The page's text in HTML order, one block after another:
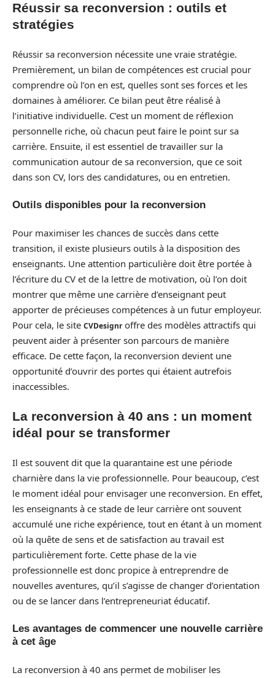
Réussir sa reconversion : outils et
stratégies
Réussir sa reconversion nécessite une vraie stratégie.
Premièrement, un bilan de compétences est crucial pour
comprendre où l’on en est, quelles sont ses forces et les
domaines à améliorer. Ce bilan peut être réalisé à
l’initiative individuelle. C’est un moment de réflexion
personnelle riche, où chacun peut faire le point sur sa
carrière. Ensuite, il est essentiel de travailler sur la
communication autour de sa reconversion, que ce soit
dans son CV, lors des candidatures, ou en entretien.
Outils disponibles pour la reconversion
Pour maximiser les chances de succès dans cette
transition, il existe plusieurs outils à la disposition des
enseignants. Une attention particulière doit être portée à
l’écriture du CV et de la lettre de motivation, où l’on doit
montrer que même une carrière d’enseignant peut
apporter de précieuses compétences à un futur employeur.
Pour cela, le site CVDesignroffre des modèles attractifs qui
peuvent aider à présenter son parcours de manière
efficace. De cette façon, la reconversion devient une
opportunité d’ouvrir des portes qui étaient autrefois
inaccessibles.
La reconversion à 40 ans : un moment
idéal pour se transformer
Il est souvent dit que la quarantaine est une période
charnière dans la vie professionnelle. Pour beaucoup, c’est
le moment idéal pour envisager une reconversion. En effet,
les enseignants à ce stade de leur carrière ont souvent
accumulé une riche expérience, tout en étant à un moment
où la quête de sens et de satisfaction au travail est
particulièrement forte. Cette phase de la vie
professionnelle est donc propice à entreprendre de
nouvelles aventures, qu’il s’agisse de changer d’orientation
ou de se lancer dans l’entrepreneuriat éducatif.
Les avantages de commencer une nouvelle carrière
à cet âge
La reconversion à 40 ans permet de mobiliser les